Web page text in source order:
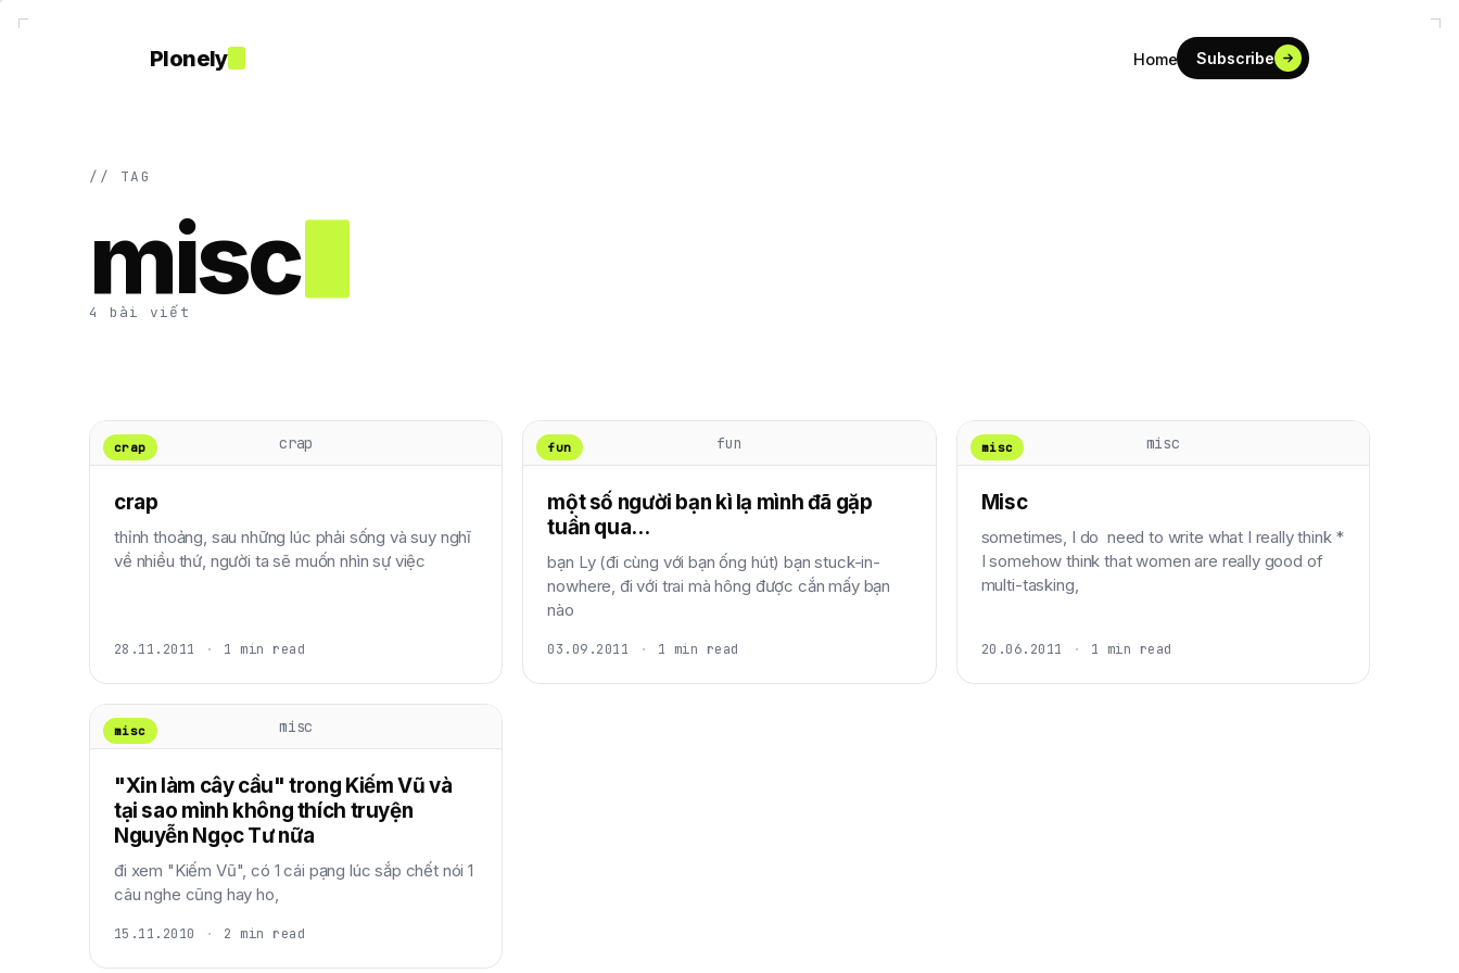
Plonely Home Subscribe
// TAG
misc
4 bài viết
crap
crap
crap
thỉnh thoảng, sau những lúc phải sống và suy nghĩ
về nhiều thứ, người ta sẽ muốn nhìn sự việc
28.11.2011 · 1 min read
fun
fun
một số người bạn kì lạ mình đã gặp
tuần qua...
bạn Ly (đi cùng với bạn ống hút) bạn stuck-in-
nowhere, đi với trai mà hông được cắn mấy bạn
nào
03.09.2011 · 1 min read
misc
misc
Misc
sometimes, I do need to write what I really think *
I somehow think that women are really good of
multi-tasking,
20.06.2011 · 1 min read
misc
misc
"Xin làm cây cầu" trong Kiếm Vũ và
tại sao mình không thích truyện
Nguyễn Ngọc Tư nữa
đi xem "Kiếm Vũ", có 1 cái pạng lúc sắp chết nói 1
câu nghe cũng hay ho,
15.11.2010 · 2 min read